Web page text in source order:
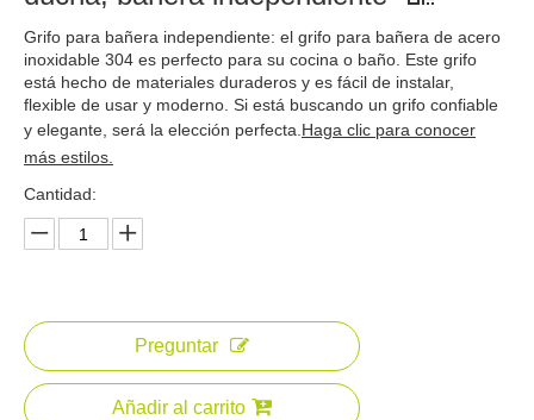
Grifo para bañera independiente: el grifo para bañera de acero
inoxidable 304 es perfecto para su cocina o baño. Este grifo
está hecho de materiales duraderos y es fácil de instalar,
flexible de usar y moderno. Si está buscando un grifo confiable
y elegante, será la elección perfecta.Haga clic para conocer
más estilos.
Cantidad:
Preguntar
Añadir al carrito